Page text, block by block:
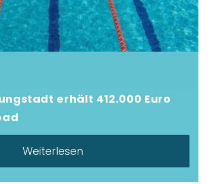
erhält 412.000 Euro
Weiterlesen